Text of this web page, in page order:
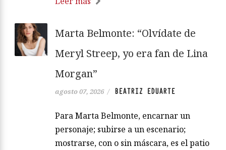
Marta Belmonte: “Olvídate de
Meryl Streep, yo era fan de Lina
Morgan”
agosto 07, 2026 / BEATRIZ EDUARTE
Para Marta Belmonte, encarnar un
personaje; subirse a un escenario;
mostrarse, con o sin máscara, es el patio